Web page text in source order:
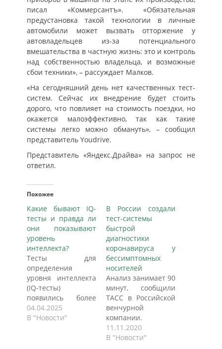
писал «Коммерсантъ». «Обязательная
предустановка такой технологии в личные
автомобили может вызвать отторжение у
автовладельцев из-за потенциального
вмешательства в частную жизнь: это и контроль
над собственностью владельца, и возможные
сбои техники», – рассуждает Малков.
«На сегодняшний день нет качественных тест-
систем. Сейчас их внедрение будет стоить
дорого, что повлияет на стоимость поездки, но
окажется малоэффективно, так как такие
системы легко можно обмануть», – сообщил
представитель Youdrive.
Представитель «Яндекс.Драйва» на запрос не
ответил.
Похожее
Какие бывают IQ-
тесты и правда ли
они показывают
уровень
интеллекта?
Тесты для
определения
уровня интеллекта
(IQ-тесты)
появились более
100 лет назад и до
сих пор пользуются
04.04.2025
В "Новости"
В России создали
тест-системы
быстрой
диагностики
коронавируса у
бессимптомных
носителей
Анализ занимает 90
минут, сообщили
ТАСС в Российской
венчурной
компании.
Российские ученые
разработали
11.11.2020
В "Новости"